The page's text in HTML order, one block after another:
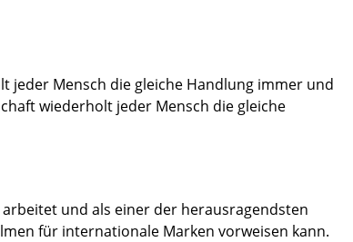
jeder Mensch die gleiche Handlung immer und
wiederholt jeder Mensch die gleiche
und als einer der herausragendsten
für internationale Marken vorweisen kann.